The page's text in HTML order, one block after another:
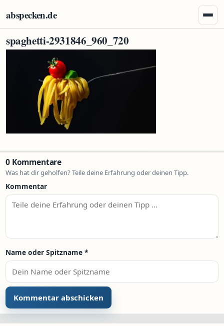
abspecken.de
spaghetti-2931846_960_720
0 Kommentare
Was hat dir geholfen? Teile deine Erfahrung oder deinen Tipp.
Kommentar
Name oder Spitzname *